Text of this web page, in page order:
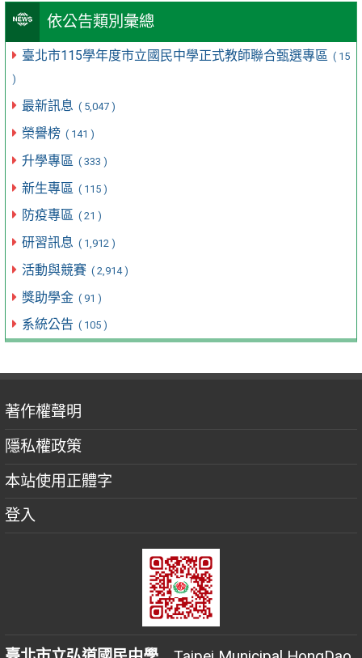
依公告類別彙總
臺北市115學年度市立國民中學正式教師聯合甄選專區 ( 15
)
最新訊息 ( 5,047 )
榮譽榜 ( 141 )
升學專區 ( 333 )
新生專區 ( 115 )
防疫專區 ( 21 )
研習訊息 ( 1,912 )
活動與競賽 ( 2,914 )
獎助學金 ( 91 )
系統公告 ( 105 )
著作權聲明
隱私權政策
本站使用正體字
登入